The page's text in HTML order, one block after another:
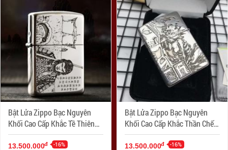
Bật Lửa Zippo Bạc Nguyên
Khối Cao Cấp Khắc Tề Thiên
Đại Thánh Armor
13.500.000đ -16%
Bật Lửa Zippo Bạc Nguyên
Khối Cao Cấp Khắc Thần Chết
Armor
13.500.000đ -16%